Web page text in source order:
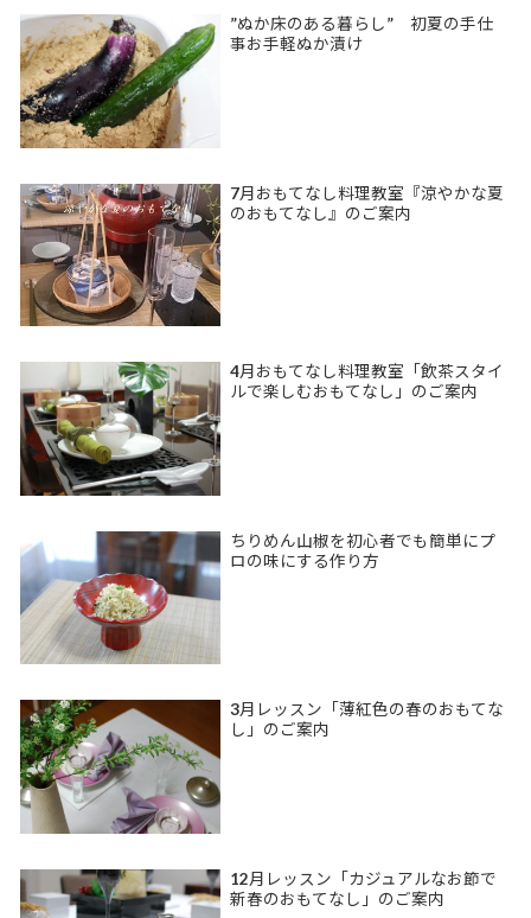
”ぬか床のある暮らし” 初夏の手仕
事お手軽ぬか漬け
7月おもてなし料理教室『涼やかな夏
のおもてなし』のご案内
4月おもてなし料理教室「飲茶スタイ
ルで楽しむおもてなし」のご案内
ちりめん山椒を初心者でも簡単にプ
ロの味にする作り方
3月レッスン「薄紅色の春のおもてな
し」のご案内
12月レッスン「カジュアルなお節で
新春のおもてなし」のご案内